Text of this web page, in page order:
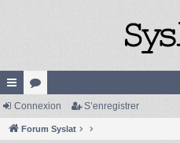
cc
ès
or
u
Connexion S’enregistrer
Forum Syslat